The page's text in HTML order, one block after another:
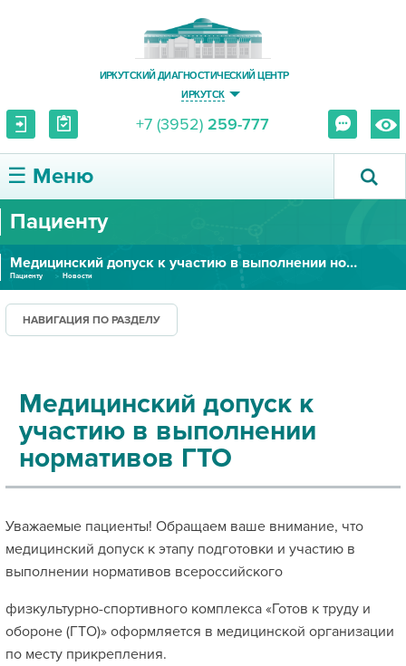
ИРКУТСКИЙ ДИАГНОСТИЧЕСКИЙ ЦЕНТР
ИРКУТСК
+7 (3952) 259-777
☰ Меню
О ЦЕНТРЕ
УСЛУГИ И ЦЕНЫ
ПАЦИЕНТУ
ПРАВОВАЯ ИНФОРМАЦИЯ
Пациенту
Медицинский допуск к участию в выполнении нормативов ГТО
Пациенту Новости
НАВИГАЦИЯ ПО РАЗДЕЛУ
Медицинский допуск к
участию в выполнении
нормативов ГТО
Уважаемые пациенты! Обращаем ваше внимание, что
медицинский допуск к этапу подготовки и участию в
выполнении нормативов всероссийского
физкультурно-спортивного комплекса «Готов к труду и
обороне (ГТО)» оформляется в медицинской организации
по месту прикрепления.